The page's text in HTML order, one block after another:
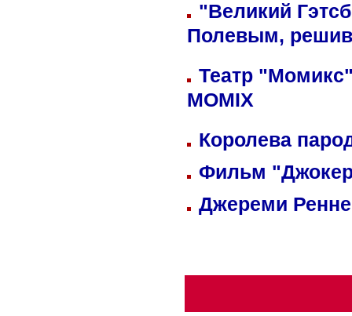
"Великий
Полевым,
Театр
MOMIX
Королева
Фильм
Джереми